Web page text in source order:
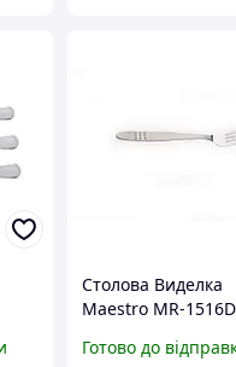
Столова Виделка
Maestro MR-
Готово до